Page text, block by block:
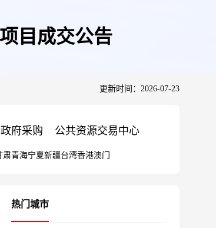
目成交公告
更新时间：2026-07-23
政府采购 公共资源交易中心
肃青海宁夏新疆台湾香港澳门
热门城市